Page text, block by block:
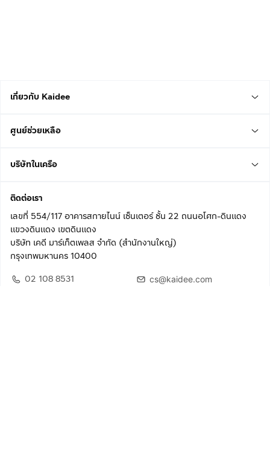
เกี่ยวกับ Kaidee
ศูนย์ช่วยเหลือ
บริษัทในเครือ
ติดต่อเรา
เลขที่ 554/117 อาคารสกายไนน์ เซ็นเตอร์ ชั้น 22 ถนนอโศก-ดินแดง
แขวงดินแดง เขตดินแดง
บริษัท เคดี มาร์เก็ตเพลส จำกัด (สำนักงานใหญ่)
กรุงเทพมหานคร 10400
02 108 8531
cs@kaidee.com